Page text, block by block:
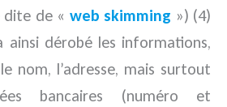
dite de « web skimming ») (4)
ainsi dérobé les informations,
nom, l’adresse, mais surtout
bancaires (numéro et